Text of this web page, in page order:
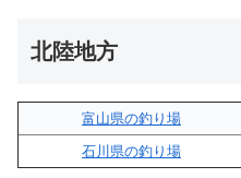
北陸地方
富山県の釣り場
石川県の釣り場